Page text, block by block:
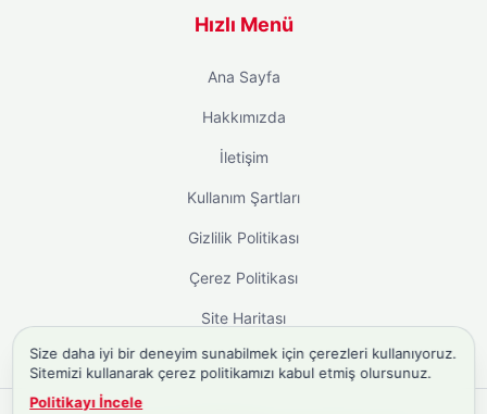
Hızlı Menü
Ana Sayfa
Hakkımızda
İletişim
Kullanım Şartları
Gizlilik Politikası
Çerez Politikası
Site Haritası
Size daha iyi bir deneyim sunabilmek için çerezleri kullanıyoruz.
Sitemizi kullanarak çerez politikamızı kabul etmiş olursunuz.
Politikayı İncele